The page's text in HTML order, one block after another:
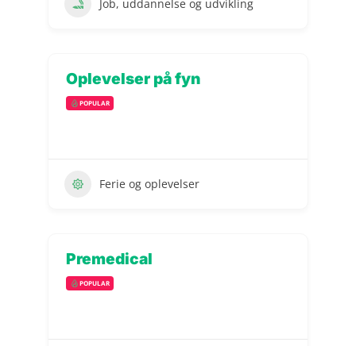
Job, uddannelse og udvikling
Oplevelser på fyn
POPULAR
Ferie og oplevelser
Premedical
POPULAR